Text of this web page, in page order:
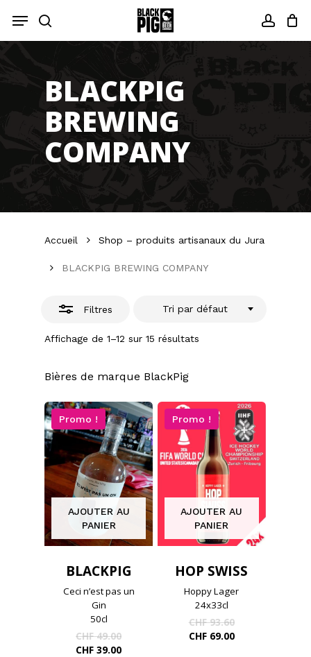
main
recherche
Menu
BLACKPIG
BREWING
COMPANY
Accueil Shop – produits artisanaux du Jura
BLACKPIG BREWING COMPANY
Filtres
Affichage de 1–12 sur 15 résultats
Tri par défaut
Fermer
Bières de marque BlackPig
Promo !
AJOUTER AU
PANIER
BLACKPIG
Ceci n’est pas un
Gin
50cl
CHF49.00Le
prix
CHF 39.00Le
Promo !
AJOUTER AU
PANIER
HOP SWISS
Hoppy Lager
24x33cl
CHF93.60Le
prix
CHF69.00Le